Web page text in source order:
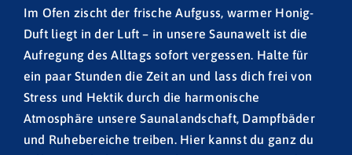
Im Ofen zischt der frische Aufguss, warmer Honig-
Duft liegt in der Luft – in unsere Saunawelt ist die
Aufregung des Alltags sofort vergessen. Halte für
ein paar Stunden die Zeit an und lass dich frei von
Stress und Hektik durch die harmonische
Atmosphäre unsere Saunalandschaft, Dampfbäder
und Ruhebereiche treiben. Hier kannst du ganz du